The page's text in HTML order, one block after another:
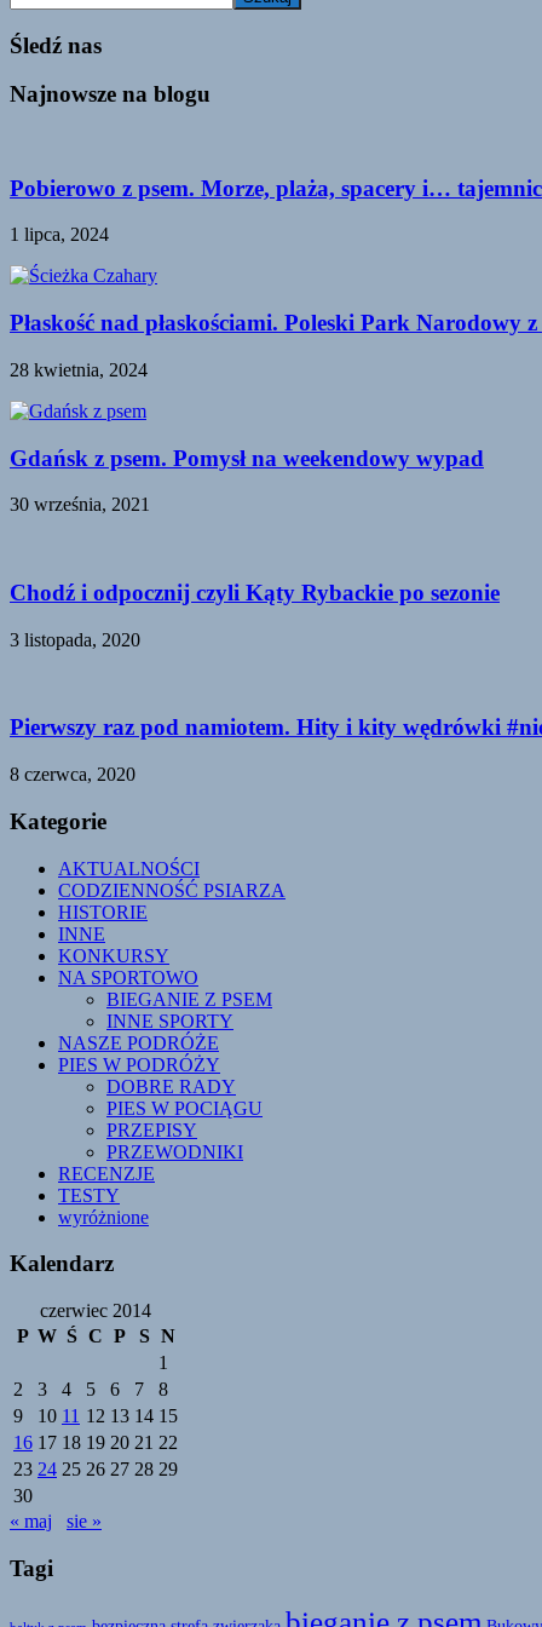
Śledź nas
Najnowsze na blogu
Pobierowo z psem. Morze, plaża, spacery i…
1 lipca, 2024
Płaskość nad płaskościami. Poleski Park Narodowy z
28 kwietnia, 2024
Gdańsk z psem. Pomysł na weekendowy wypad
30 września, 2021
Chodź i odpocznij czyli Kąty Rybackie po sezonie
3 listopada, 2020
Pierwszy raz pod namiotem. Hity i kity wędrówki
8 czerwca, 2020
Kategorie
AKTUALNOŚCI
CODZIENNOŚĆ PSIARZA
HISTORIE
INNE
KONKURSY
NA SPORTOWO
BIEGANIE Z PSEM
INNE SPORTY
NASZE PODRÓŻE
PIES W PODRÓŻY
DOBRE RADY
PIES W POCIĄGU
PRZEPISY
PRZEWODNIKI
RECENZJE
TESTY
wyróżnione
Kalendarz
czerwiec 2014
P W Ś C P S N
1
2
3 4 5 6 7
8
9
10 11 12 13 14 15
16 17 18 19 20 21 22
23 24 25 26 27 28 29
30
« maj
sie »
Tagi